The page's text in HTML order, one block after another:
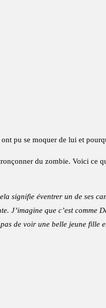
pu se moquer de lui et
du zombie. Voici ce
signifie éventrer un de ses
J’imagine que c’est
de voir une belle jeune fille